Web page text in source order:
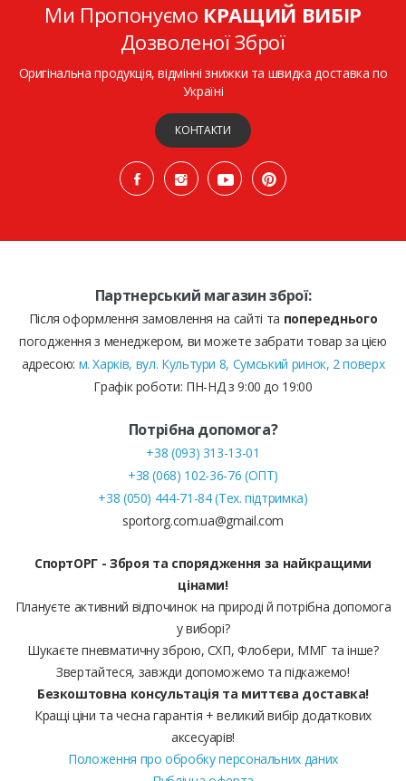
Ми Пропонуємо КРАЩИЙ ВИБІР
Дозволеної Зброї
Оригінальна продукція, відмінні знижки та швидка доставка по
Україні
КОНТАКТИ
Партнерський магазин зброї:
Після оформлення замовлення на сайті та попереднього
погодження з менеджером, ви можете забрати товар за цією
адресою: м. Харків, вул. Культури 8, Сумський ринок, 2 поверх
Графік роботи: ПН-НД з 9:00 до 19:00
Потрібна допомога?
+38 (093) 313-13-01
+38 (068) 102-36-76 (ОПТ)
+38 (050) 444-71-84 (Тех. підтримка)
sportorg.com.ua@gmail.com
СпортОРГ - Зброя та спорядження за найкращими
цінами!
Плануєте активний відпочинок на природі й потрібна допомога
у виборі?
Шукаєте пневматичну зброю, СХП, Флобери, ММГ та інше?
Звертайтеся, завжди допоможемо та підкажемо!
Безкоштовна консультація та миттєва доставка!
Кращі ціни та чесна гарантія + великий вибір додаткових
аксесуарів!
Положення про обробку персональних даних